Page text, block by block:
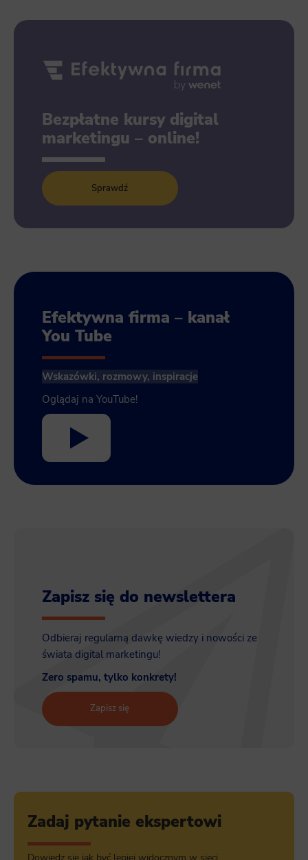
Bezpłatne kursy digital
marketingu – online!
Sprawdź
Efektywna firma – kanał
You Tube
Wskazówki, rozmowy, inspiracje
Oglądaj na YouTube!
Zapisz się do newslettera
Odbieraj regularną dawkę wiedzy i nowości ze
świata digital marketingu!
Zero spamu, tylko konkrety!
Zapisz się
Zadaj pytanie ekspertowi